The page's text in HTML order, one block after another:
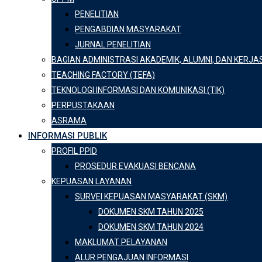
PENELITIAN
PENGABDIAN MASYARAKAT
JURNAL PENELITIAN
BAGIAN ADMINISTRASI AKADEMIK, ALUMNI, DAN
TEACHING FACTORY (TEFA)
TEKNOLOGI INFORMASI DAN KOMUNIKASI (TIK)
PERPUSTAKAAN
ASRAMA
INFORMASI PUBLIK
PROFIL PPID
PROSEDUR EVAKUASI BENCANA
KEPUASAN LAYANAN
SURVEI KEPUASAN MASYARAKAT (SKM)
DOKUMEN SKM TAHUN 2025
DOKUMEN SKM TAHUN 2024
MAKLUMAT PELAYANAN
ALUR PENGAJUAN INFORMASI